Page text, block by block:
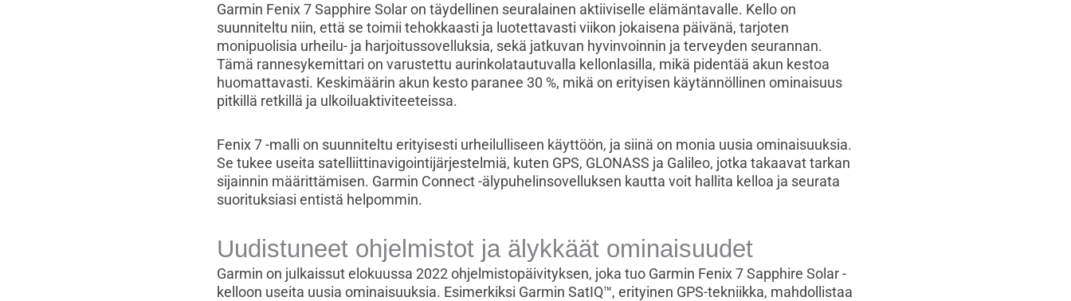
Garmin Fenix 7 Sapphire Solar on täydellinen seuralainen aktiiviselle elämäntavalle. Kello on
suunniteltu niin, että se toimii tehokkaasti ja luotettavasti viikon jokaisena päivänä, tarjoten
monipuolisia urheilu- ja harjoitussovelluksia, sekä jatkuvan hyvinvoinnin ja terveyden seurannan.
Tämä rannesykemittari on varustettu aurinkolatautuvalla kellonlasilla, mikä pidentää akun kestoa
huomattavasti. Keskimäärin akun kesto paranee 30 %, mikä on erityisen käytännöllinen ominaisuus
pitkillä retkillä ja ulkoiluaktiviteeteissa.
Fenix 7 -malli on suunniteltu erityisesti urheilulliseen käyttöön, ja siinä on monia uusia ominaisuuksia.
Se tukee useita satelliittinavigointijärjestelmiä, kuten GPS, GLONASS ja Galileo, jotka takaavat tarkan
sijainnin määrittämisen. Garmin Connect -älypuhelinsovelluksen kautta voit hallita kelloa ja seurata
suorituksiasi entistä helpommin.
Uudistuneet ohjelmistot ja älykkäät ominaisuudet
Garmin on julkaissut elokuussa 2022 ohjelmistopäivityksen, joka tuo Garmin Fenix 7 Sapphire Solar -
kelloon useita uusia ominaisuuksia. Esimerkiksi Garmin SatIQ™, erityinen GPS-tekniikka, mahdollistaa